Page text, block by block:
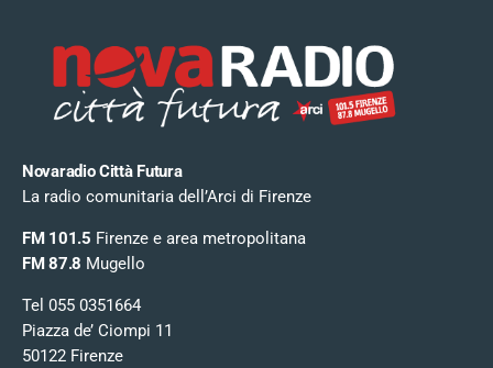
Novaradio Città Futura
La radio comunitaria dell’Arci di Firenze
FM 101.5 Firenze e area metropolitana
FM 87.8 Mugello
Tel 055 0351664
Piazza de’ Ciompi 11
50122 Firenze